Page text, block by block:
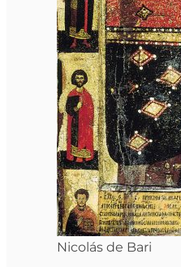
Nicolás de Bari